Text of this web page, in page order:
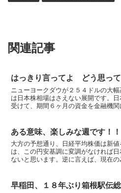
関連記事
はっきり言ってよ どう思っ
ニューヨークダウが２５４ドルの大
は日本株相場はさえない展開です。
受けて、期間６ヶ月の資金を金融機関
ある意味、楽しみな週です！！
大方の予想通り、日経平均株価は新
は、この円安基調に変調がなければ
ないと思います。逆に言えば、現在
早稲田、１８年ぶり箱根駅伝総